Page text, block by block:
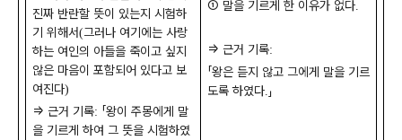
진짜 반란할 뜻이 있는지 시험하
기 위해서(그러나 여기에는 사랑
하는 여인의 아들을 죽이고 싶지
않은 마음이 포함되어 있다고 보
여진다)
⇒ 근거 기록: 「왕이 주몽에게 말
을 기르게 하여 그 뜻을 시험하였
① 말을 기르게 한 이유가 없다.
⇒ 근거 기록:
「왕은 듣지 않고 그에게 말을 기르
도록 하였다. 」